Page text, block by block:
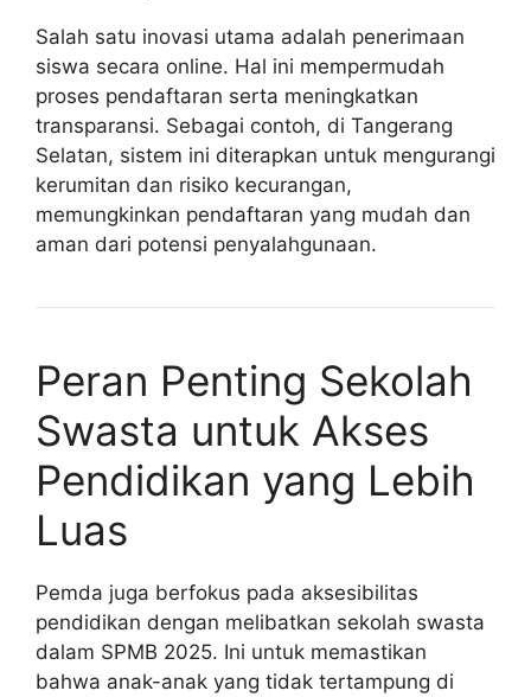
Salah satu inovasi utama adalah penerimaan
siswa secara online. Hal ini mempermudah
proses pendaftaran serta meningkatkan
transparansi. Sebagai contoh, di Tangerang
Selatan, sistem ini diterapkan untuk mengurangi
kerumitan dan risiko kecurangan,
memungkinkan pendaftaran yang mudah dan
aman dari potensi penyalahgunaan.
Peran Penting Sekolah
Swasta untuk Akses
Pendidikan yang Lebih
Luas
Pemda juga berfokus pada aksesibilitas
pendidikan dengan melibatkan sekolah swasta
dalam SPMB 2025. Ini untuk memastikan
bahwa anak-anak yang tidak tertampung di